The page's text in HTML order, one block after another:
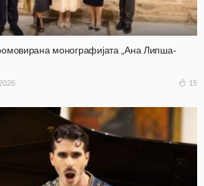
монографијата „Ана Липша-
15